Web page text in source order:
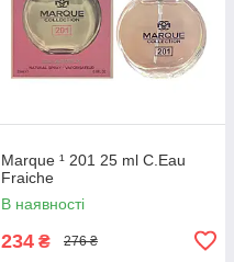
Marque ¹ 201 25 ml C.Eau
Fraiche
В наявності
234 ₴ 276 ₴